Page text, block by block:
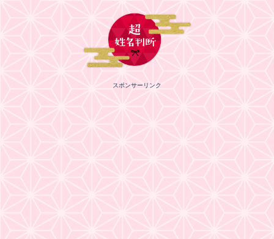
スポンサーリンク